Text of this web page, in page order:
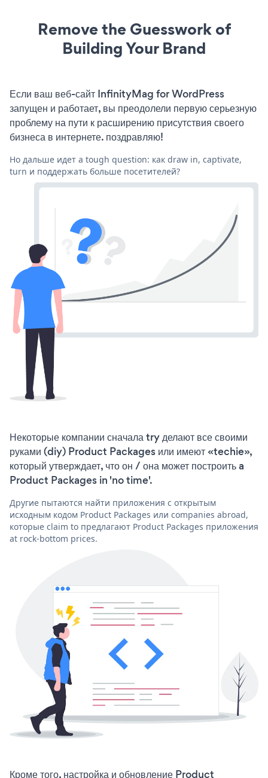
Remove the Guesswork of
Building Your Brand
Если ваш веб-сайт InfinityMag for WordPress
запущен и работает, вы преодолели первую серьезную
проблему на пути к расширению присутствия своего
бизнеса в интернете. поздравляю!
Но дальше идет a tough question: как draw in, captivate,
turn и поддержать больше посетителей?
Некоторые компании сначала try делают все своими
руками (diy) Product Packages или имеют «techie»,
который утверждает, что он / она может построить a
Product Packages in 'no time'.
Другие пытаются найти приложения с открытым
исходным кодом Product Packages или companies abroad,
которые claim to предлагают Product Packages приложения
at rock-bottom prices.
Кроме того, настройка и обновление Product